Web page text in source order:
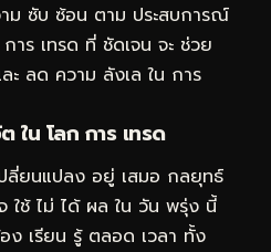
ม ซับ ซ้อน ตาม ประสบการณ์
าร เทรด ที่ ชัดเจน จะ ช่วย
ะ ลด ความ ลังเล ใน การ
ใน โลก การ เทรด
ลี่ยนแปลง อยู่ เสมอ กลยุทธ์
ใช้ ไม่ ได้ ผล ใน วัน พรุ่ง นี้
ง เรียน รู้ ตลอด เวลา ทั้ง